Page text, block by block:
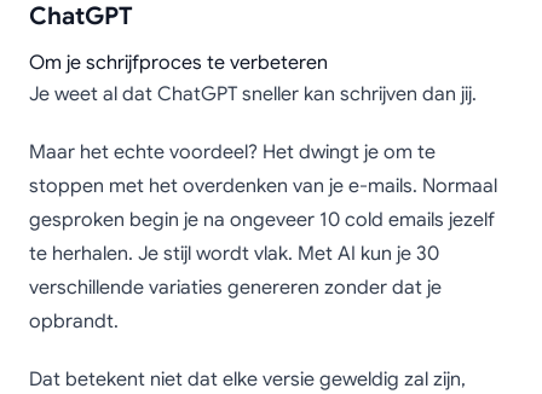
ChatGPT
Om je schrijfproces te verbeteren
Je weet al dat ChatGPT sneller kan schrijven dan jij.
Maar het echte voordeel? Het dwingt je om te
stoppen met het overdenken van je e-mails. Normaal
gesproken begin je na ongeveer 10 cold emails jezelf
te herhalen. Je stijl wordt vlak. Met AI kun je 30
verschillende variaties genereren zonder dat je
opbrandt.
Dat betekent niet dat elke versie geweldig zal zijn,